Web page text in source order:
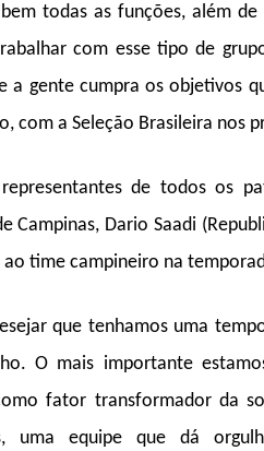
todas as funções, além
com esse tipo de
a gente cumpra os objetivos
com a Seleção Brasileira nos
de todos os
Campinas, Dario Saadi
ao time campineiro na
que tenhamos uma
O mais importante
fator transformador da
uma equipe que dá